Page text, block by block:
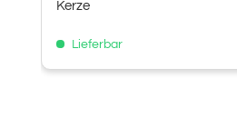
Kerze
Lieferbar